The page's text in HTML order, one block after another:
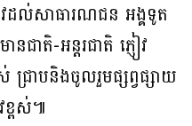
ល់សាធារណជន អង្គទូត
នជាតិ-អន្តរជាតិ ភ្ញៀវ
ជ្រាបនិងចូលរួមផ្សព្វផ្សាយ
ពស់៕